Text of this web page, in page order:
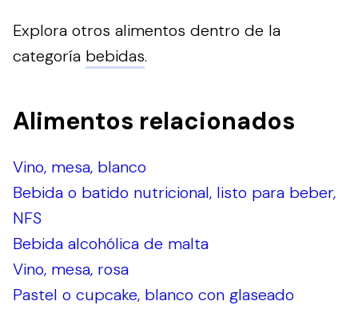
Explora otros alimentos dentro de la
categoría bebidas.
Alimentos relacionados
Vino, mesa, blanco
Bebida o batido nutricional, listo para beber,
NFS
Bebida alcohólica de malta
Vino, mesa, rosa
Pastel o cupcake, blanco con glaseado